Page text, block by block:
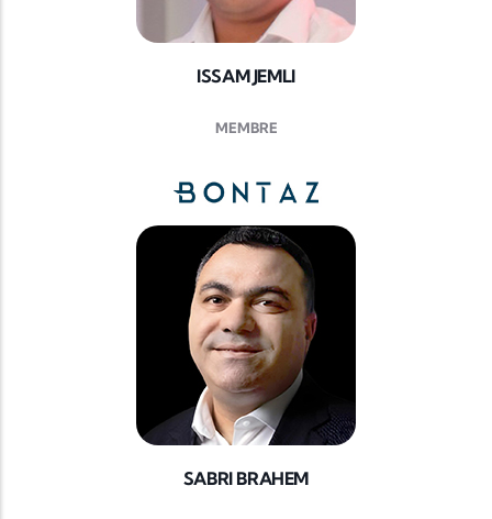
ISSAM JEMLI
MEMBRE
SABRI BRAHEM